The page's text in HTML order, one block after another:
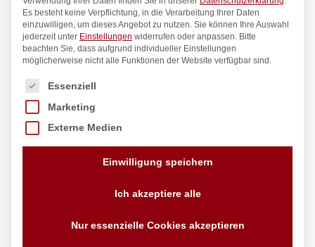
Es besteht keine Verpflichtung, in die Verarbeitung Ihrer Daten
einzuwilligen, um dieses Angebot zu nutzen. Sie können Ihre Auswahl
jederzeit unter Einstellungen widerrufen oder anpassen. Bitte
beachten Sie, dass aufgrund individueller Einstellungen
möglicherweise nicht alle Funktionen der Website verfügbar sind.
Es folgt eine Liste der Service-Gruppen, für die eine
Essenziell
Marketing
Externe Medien
Einwilligung speichern
Ich akzeptiere alle
Nur essenzielle Cookies akzeptieren